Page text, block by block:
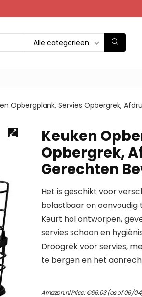
Alle categorieën
Opbergplank, Servies Opbergrek,
Keuken
Opbergrek,
Gerechten
Het is geschikt voor
belastbaar en eenvoudig
Keurt hol ontworpen,
servies schoon en
Droogrek voor servies,
te bergen en het
Amazon.nl Price:€66.03(as of 06/